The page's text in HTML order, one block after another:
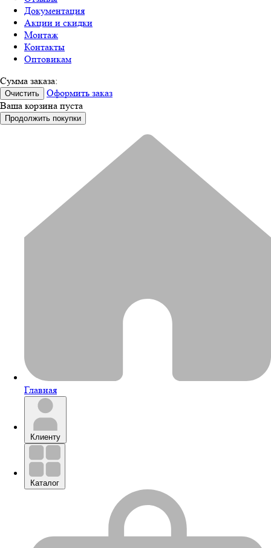
Документация
Акции и скидки
Монтаж
Контакты
Оптовикам
Сумма заказа:
Очистить
Оформить заказ
Ваша корзина пуста
Продолжить покупки
Главная
Клиенту
Каталог